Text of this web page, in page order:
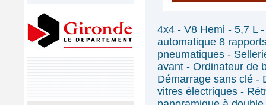
4x4 - V8 Hemi - 5,7 L
automatique 8
pneumatiques -
avant - Ordinateur de
Démarrage sans clé -
vitres électriques -